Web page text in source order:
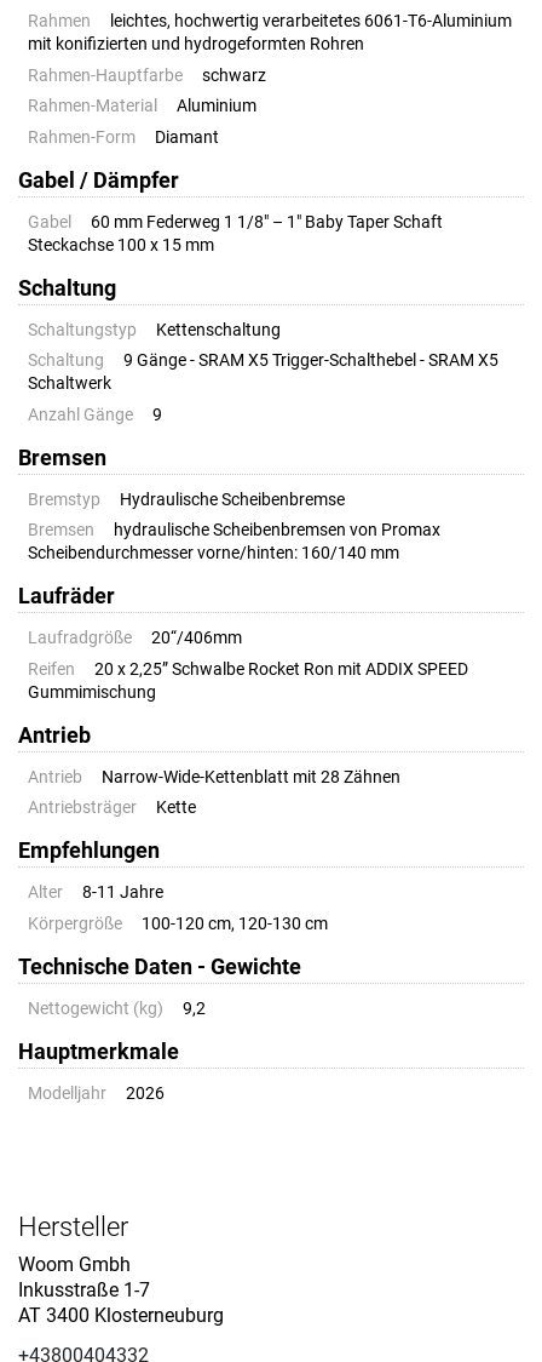
Rahmen
leichtes, hochwertig verarbeitetes 6061-T6-Aluminium
mit konifizierten und hydrogeformten Rohren
Rahmen-Hauptfarbe
schwarz
Rahmen-Material
Aluminium
Rahmen-Form
Diamant
Gabel / Dämpfer
Gabel
60 mm Federweg 1 1/8" – 1" Baby Taper Schaft
Steckachse 100 x 15 mm
Schaltung
Schaltungstyp
Kettenschaltung
Schaltung
9 Gänge - SRAM X5 Trigger-Schalthebel - SRAM X5
Schaltwerk
Anzahl Gänge
9
Bremsen
Bremstyp
Hydraulische Scheibenbremse
Bremsen
hydraulische Scheibenbremsen von Promax
Scheibendurchmesser vorne/hinten: 160/140 mm
Laufräder
Laufradgröße
20“/406mm
Reifen
20 x 2,25” Schwalbe Rocket Ron mit ADDIX SPEED
Gummimischung
Antrieb
Antrieb
Narrow-Wide-Kettenblatt mit 28 Zähnen
Antriebsträger
Kette
Empfehlungen
Alter
8-11 Jahre
Körpergröße
100-120 cm, 120-130 cm
Technische Daten - Gewichte
Nettogewicht (kg) 9,2
Hauptmerkmale
Modelljahr 2026
Hersteller
Woom Gmbh
Inkusstraße 1-7
AT 3400 Klosterneuburg
+43800404332